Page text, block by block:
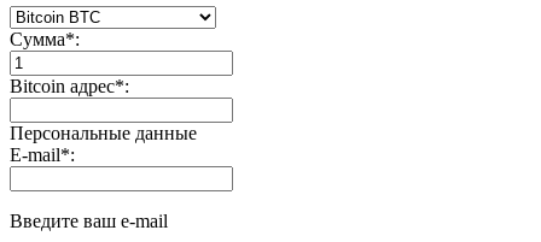
Сумма*:
Bitcoin адрес*:
Персональные данные
E-mail*:
Введите ваш e-mail